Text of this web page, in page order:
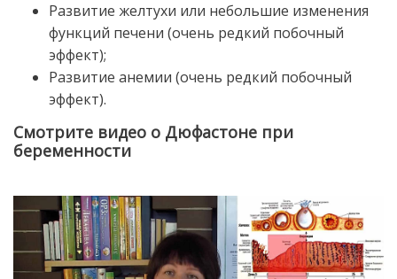
Развитие желтухи или небольшие изменения
функций печени (очень редкий побочный
эффект);
Развитие анемии (очень редкий побочный
эффект).
Смотрите видео о Дюфастоне при
беременности